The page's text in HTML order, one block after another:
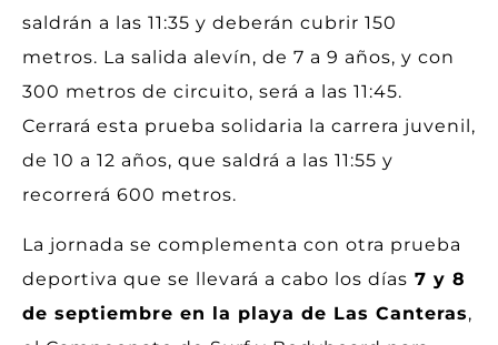
saldrán a las 11:35 y deberán cubrir 150
metros. La salida alevín, de 7 a 9 años, y con
300 metros de circuito, será a las 11:45.
Cerrará esta prueba solidaria la carrera juvenil,
de 10 a 12 años, que saldrá a las 11:55 y
recorrerá 600 metros.
La jornada se complementa con otra prueba
deportiva que se llevará a cabo los días 7 y 8
de septiembre en la playa de Las Canteras,